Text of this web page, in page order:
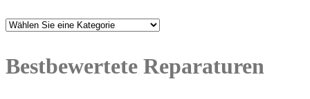
Bestbewertete Reparaturen